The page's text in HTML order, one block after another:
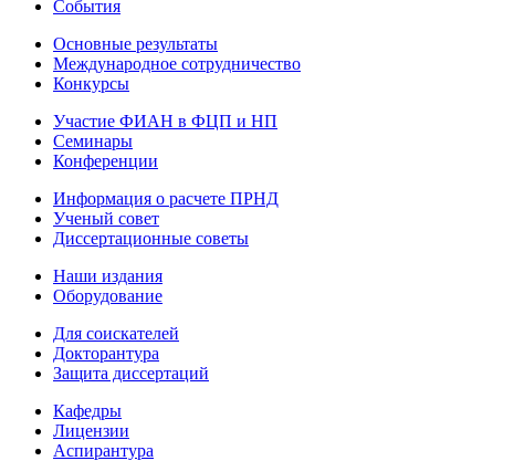
События
Основные результаты
Международное сотрудничество
Конкурсы
Участие ФИАН в ФЦП и НП
Семинары
Конференции
Информация о расчете ПРНД
Ученый совет
Диссертационные советы
Наши издания
Оборудование
Для соискателей
Докторантура
Защита диссертаций
Кафедры
Лицензии
Аспирантура